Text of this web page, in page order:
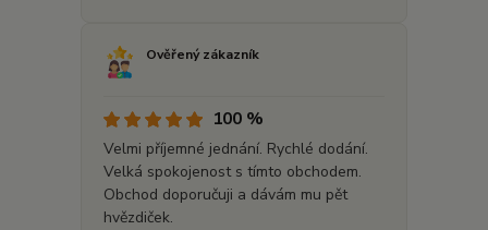
Ověřený zákazník
100 %
Velmi příjemné jednání. Rychlé dodání.
Velká spokojenost s tímto obchodem.
Obchod doporučuji a dávám mu pět
hvězdiček.